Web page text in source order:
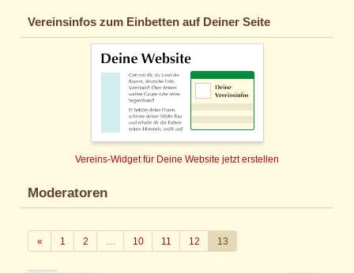
Vereinsinfos zum Einbetten auf Deiner Seite
Vereins-Widget für Deine Website jetzt erstellen
Moderatoren
«Zurück
1 2 10 11 12 13